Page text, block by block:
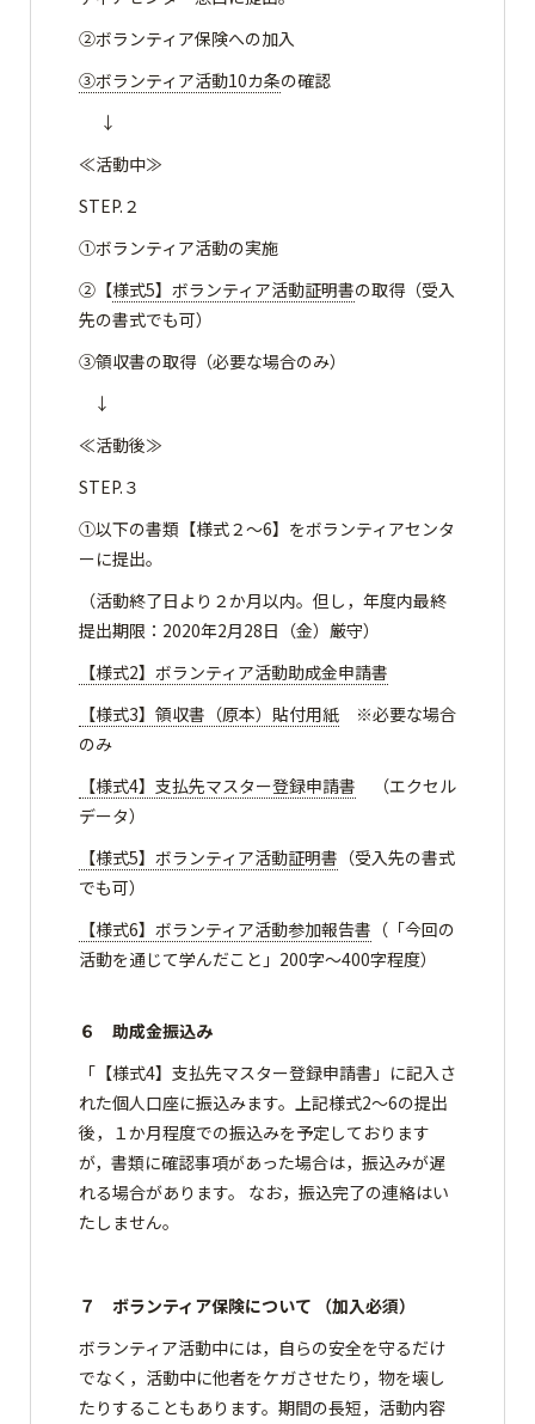
②ボランティア保険への加入
③ボランティア活動10カ条の確認
↓
≪活動中≫
STEP.２
①ボランティア活動の実施
②【様式5】ボランティア活動証明書の取得（受入
先の書式でも可）
③領収書の取得（必要な場合のみ）
↓
≪活動後≫
STEP.３
①以下の書類【様式２～6】をボランティアセンタ
ーに提出。
（活動終了日より２か月以内。但し，年度内最終
提出期限：2020年2月28日（金）厳守）
【様式2】ボランティア活動助成金申請書
【様式3】領収書（原本）貼付用紙 ※必要な場合
のみ
【様式4】支払先マスター登録申請書 （エクセル
データ）
【様式5】ボランティア活動証明書 （受入先の書式
でも可）
【様式6】ボランティア活動参加報告書 （「今回の
活動を通じて学んだこと」200字～400字程度）
６ 助成金振込み
「【様式4】支払先マスター登録申請書」に記入さ
れた個人口座に振込みます。上記様式2～6の提出
後，１か月程度での振込みを予定しております
が，書類に確認事項があった場合は，振込みが遅
れる場合があります。 なお，振込完了の連絡はい
たしません。
７ ボランティア保険について （加入必須）
ボランティア活動中には，自らの安全を守るだけ
でなく，活動中に他者をケガさせたり，物を壊し
たりすることもあります。期間の長短，活動内容